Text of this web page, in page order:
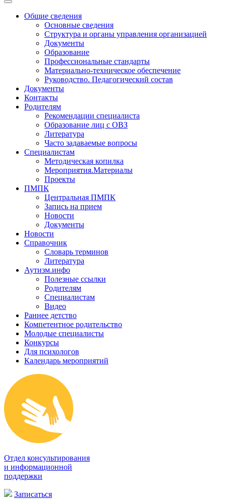
Toggle
navigationОбщие сведения
Основные сведения
Структура и органы управления организацией
Документы
Образование
Профессиональные стандарты
Материально-техническое обеспечение
Руководство. Педагогический состав
Документы
Контакты
Родителям
Рекомендации специалиста
Образование лиц с ОВЗ
Литература
Часто задаваемые вопросы
Специалистам
Методическая копилка
Мероприятия.Материалы
Проекты
ПМПК
Центральная ПМПК
Запись на прием
Новости
Документы
Новости
Справочник
Словарь терминов
Литература
Аутизм.инфо
Полезные ссылки
Родителям
Специалистам
Видео
Раннее детство
Компетентное родительство
Молодые специалисты
Конкурсы
Для психологов
Календарь мероприятий
Отдел консультирования
и информационной
поддержки
Записаться